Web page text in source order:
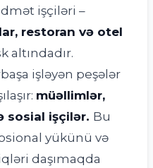
işçiləri –
restoran və otel
altındadır.
işləyən peşələr
müəllimlər,
sosial işçilər. Bu
yükünü və
daşımaqda